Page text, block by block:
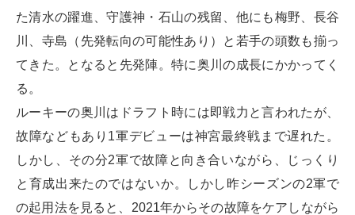
た清水の躍進、守護神・石山の残留、他にも梅野、長谷
川、寺島（先発転向の可能性あり）と若手の頭数も揃っ
てきた。となると先発陣。特に奥川の成長にかかってく
る。
ルーキーの奥川はドラフト時には即戦力と言われたが、
故障などもあり1軍デビューは神宮最終戦まで遅れた。
しかし、その分2軍で故障と向き合いながら、じっくり
と育成出来たのではないか。しかし昨シーズンの2軍で
の起用法を見ると、2021年からその故障をケアしながら